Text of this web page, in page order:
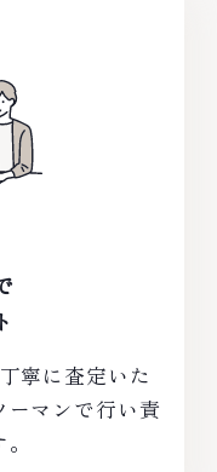
寧に査定いた
ーマンで行い責